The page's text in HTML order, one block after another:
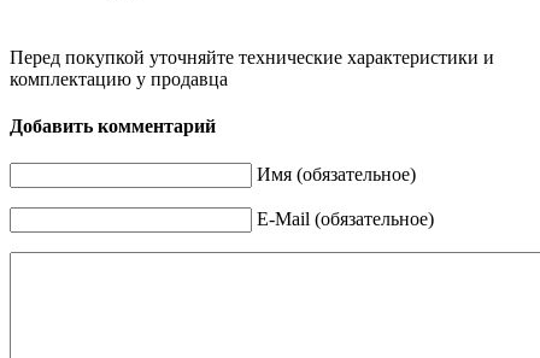
Перед покупкой уточняйте технические характеристики и
комплектацию у продавца
Добавить комментарий
Имя (обязательное)
E-Mail (обязательное)